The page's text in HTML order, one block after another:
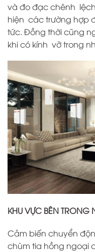
và đo đạc chênh
hiện các trường hợp
tức. Đồng thời cũng
khi có kính vỡ trong
KHU VỰC BÊN TRONG
Cảm biến chuyển
chùm tia hồng ngoại